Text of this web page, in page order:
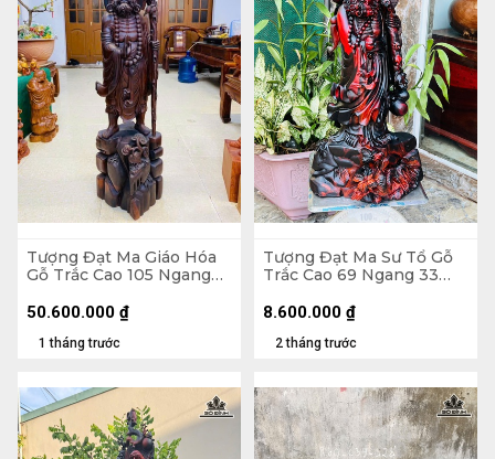
Tượng Đạt Ma Giáo Hóa
Gỗ Trắc Cao 105 Ngang
1 tháng trước
50.600.000 ₫
Tượng Đạt Ma Sư Tổ Gỗ
Trắc Cao 69 Ngang 33
2 tháng trước
8.600.000 ₫